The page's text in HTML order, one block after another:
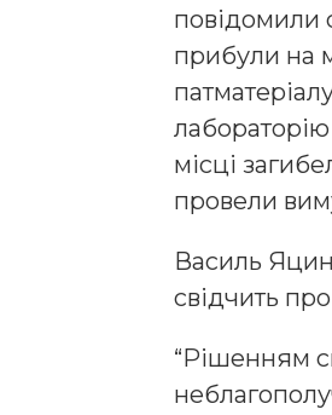
повідомили
прибули на
місці
провели
Василь
свідчить
“Рішенням